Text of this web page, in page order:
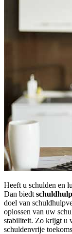
Heeft u schulden en
Dan biedt
doel van
oplossen van uw
stabiliteit. Zo krijgt u
schuldenvrije